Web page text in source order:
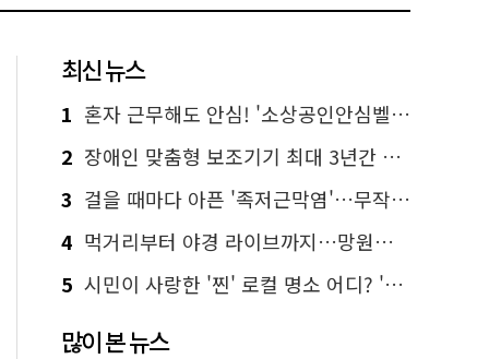
요 터 스 지 하 크
하
기
크
하
기
최신 뉴스
1 혼자 근무해도 안심! '소상공인안심벨' 신청하세요
2 장애인 맞춤형 보조기기 최대 3년간 무상 대여…삶의 질 높인다
3 걸을 때마다 아픈 '족저근막염'…무작정 참지 말고 '이것' 해보세요!
4 먹거리부터 야경 라이브까지…망원한강공원 알짜 코스
5 시민이 사랑한 '찐' 로컬 명소 어디? '서울에디션25' 추천 코스
많이 본 뉴스